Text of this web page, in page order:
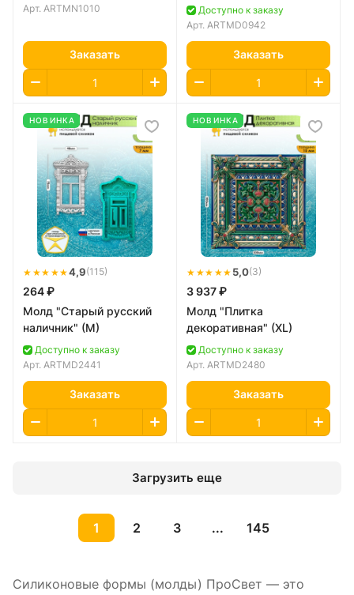
Арт. ARTMN1010
Заказать
Доступно к заказу
Арт. ARTMD0942
Заказать
НОВИНКА
★★★★★4,9(115)
264 ₽
Молд "Старый русский
наличник" (M)
Доступно к заказу
Арт. ARTMD2441
Заказать
НОВИНКА
★★★★★ 5,0(3)
3 937 ₽
Молд "Плитка
декоративная" (XL)
Доступно к заказу
Арт. ARTMD2480
Заказать
Загрузить еще
1 2 3 ... 145
Силиконовые формы (молды) ПроСвет — это